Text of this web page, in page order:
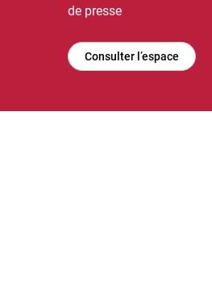
de presse
Consulter l’espace